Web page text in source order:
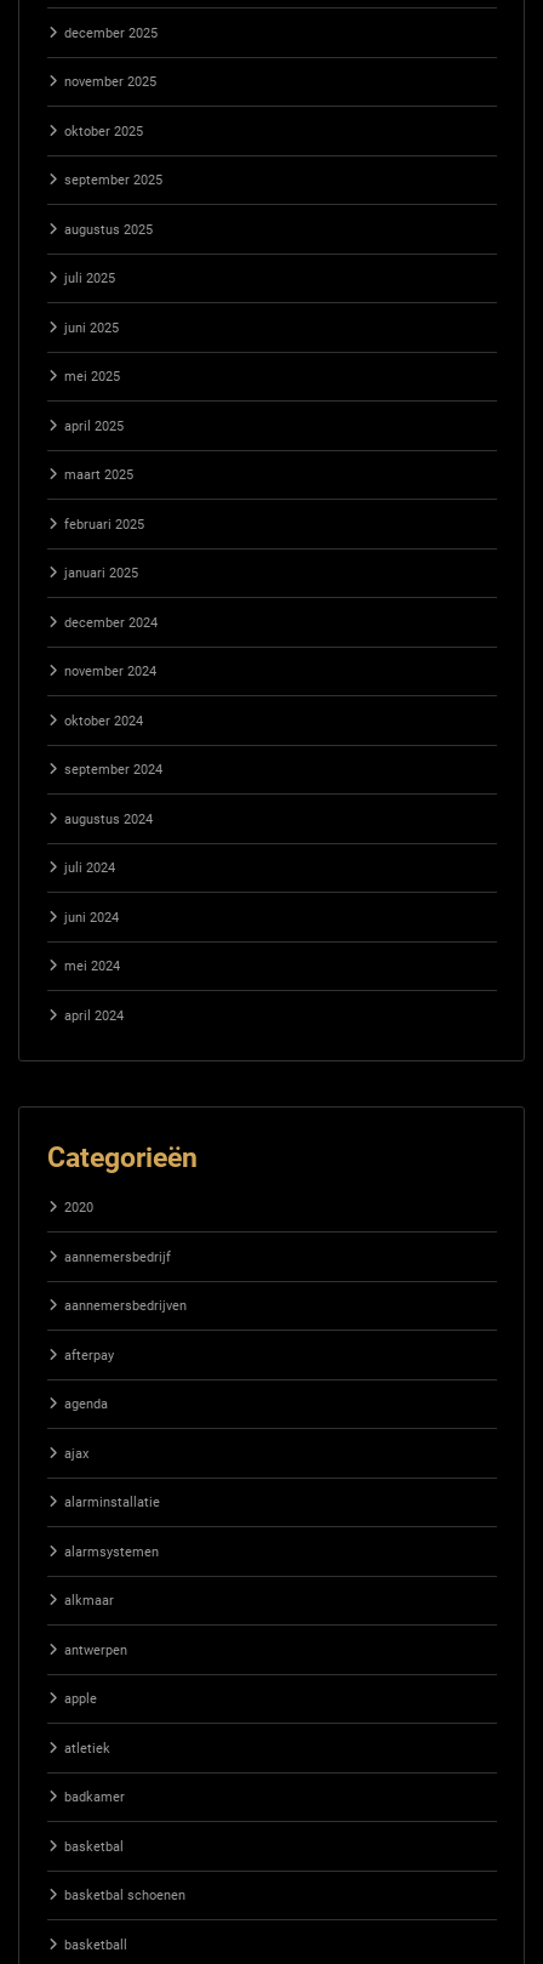
december 2025
november 2025
oktober 2025
september 2025
augustus 2025
juli 2025
juni 2025
mei 2025
april 2025
maart 2025
februari 2025
januari 2025
december 2024
november 2024
oktober 2024
september 2024
augustus 2024
juli 2024
juni 2024
mei 2024
april 2024
Categorieën
2020
aannemersbedrijf
aannemersbedrijven
afterpay
agenda
ajax
alarminstallatie
alarmsystemen
alkmaar
antwerpen
apple
atletiek
badkamer
basketbal
basketbal schoenen
basketball